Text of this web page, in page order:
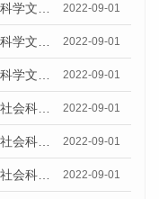
8月29日《南方网》报道我院与社会科学文献出版社联合发布《广州蓝皮书：广州社会发展报告(2022)》的媒体文章 2022-09-01
8月29日《南方网》报道我院与社会科学文献出版社联合发布《广州蓝皮书：广州社会发展报告(2022)》的媒体文章 2022-09-01
8月27日《大洋网》报道我院与社会科学文献出版社联合发布《广州蓝皮书：广州社会发展报告（2022）》的媒体采访 2022-09-01
8月26日《中国新闻网》报道我院与社会科学文献出版社联合发布《广州蓝皮书：广州社会发展报告（2022）》的媒体采访 2022-09-01
8月29日《中国发展网》报道我院与社会科学文献出版社联合发布《广州蓝皮书：广州社会发展报告(2022)》的媒体文章 2022-09-01
8月27日《南方都市报》报道我院与社会科学文献出版社联合发布《广州蓝皮书：广州社会发展报告（2022）》的媒体采访 2022-09-01